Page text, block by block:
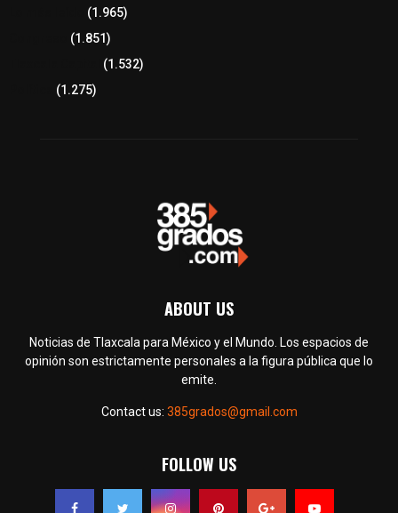
(1.965)
(1.851)
(1.532)
(1.275)
ABOUT US
Noticias de Tlaxcala para México y el Mundo. Los espacios de
opinión son estrictamente personales a la figura pública que lo
emite.
Contact us: 385grados@gmail.com
FOLLOW US